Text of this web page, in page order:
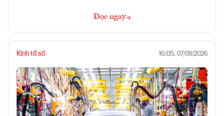
Đọc ngay
Kinh tế số 16:05, 07/08/2026